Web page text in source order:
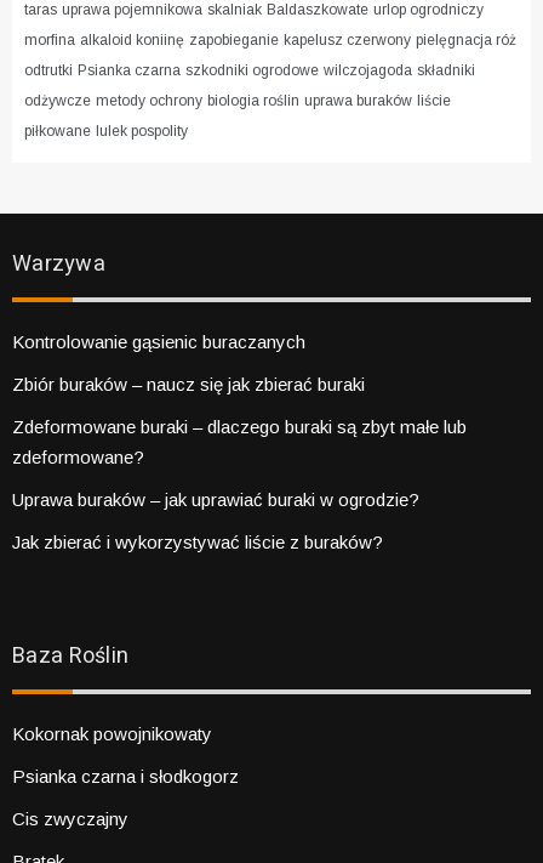
taras uprawa pojemnikowa skalniak Baldaszkowate urlop ogrodniczy
morfina alkaloid koniinę zapobieganie kapelusz czerwony pielęgnacja róż
odtrutki Psianka czarna szkodniki ogrodowe wilczojagoda składniki
odżywcze metody ochrony biologia roślin uprawa buraków liście
piłkowane lulek pospolity
Warzywa
Kontrolowanie gąsienic buraczanych
Zbiór buraków – naucz się jak zbierać buraki
Zdeformowane buraki – dlaczego buraki są zbyt małe lub
zdeformowane?
Uprawa buraków – jak uprawiać buraki w ogrodzie?
Jak zbierać i wykorzystywać liście z buraków?
Baza Roślin
Kokornak powojnikowaty
Psianka czarna i słodkogorz
Cis zwyczajny